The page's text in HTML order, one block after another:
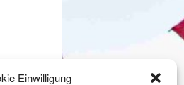
Einwilligung